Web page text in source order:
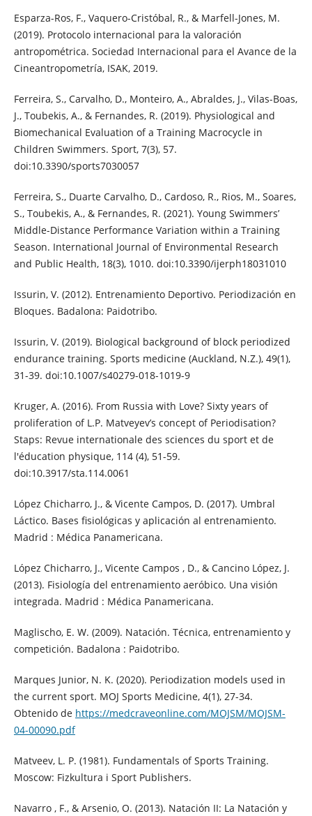
Esparza-Ros, F., Vaquero-Cristóbal, R., & Marfell-Jones, M.
(2019). Protocolo internacional para la valoración
antropométrica. Sociedad Internacional para el Avance de la
Cineantropometría, ISAK, 2019.
Ferreira, S., Carvalho, D., Monteiro, A., Abraldes, J., Vilas-Boas,
J., Toubekis, A., & Fernandes, R. (2019). Physiological and
Biomechanical Evaluation of a Training Macrocycle in
Children Swimmers. Sport, 7(3), 57.
doi:10.3390/sports7030057
Ferreira, S., Duarte Carvalho, D., Cardoso, R., Rios, M., Soares,
S., Toubekis, A., & Fernandes, R. (2021). Young Swimmers’
Middle-Distance Performance Variation within a Training
Season. International Journal of Environmental Research
and Public Health, 18(3), 1010. doi:10.3390/ijerph18031010
Issurin, V. (2012). Entrenamiento Deportivo. Periodización en
Bloques. Badalona: Paidotribo.
Issurin, V. (2019). Biological background of block periodized
endurance training. Sports medicine (Auckland, N.Z.), 49(1),
31-39. doi:10.1007/s40279-018-1019-9
Kruger, A. (2016). From Russia with Love? Sixty years of
proliferation of L.P. Matveyev’s concept of Periodisation?
Staps: Revue internationale des sciences du sport et de
l'éducation physique, 114 (4), 51-59.
doi:10.3917/sta.114.0061
López Chicharro, J., & Vicente Campos, D. (2017). Umbral
Láctico. Bases fisiológicas y aplicación al entrenamiento.
Madrid : Médica Panamericana.
López Chicharro, J., Vicente Campos , D., & Cancino López, J.
(2013). Fisiología del entrenamiento aeróbico. Una visión
integrada. Madrid : Médica Panamericana.
Maglischo, E. W. (2009). Natación. Técnica, entrenamiento y
competición. Badalona : Paidotribo.
Marques Junior, N. K. (2020). Periodization models used in
the current sport. MOJ Sports Medicine, 4(1), 27-34.
Obtenido de https://medcraveonline.com/MOJSM/MOJSM-
04-00090.pdf
Matveev, L. P. (1981). Fundamentals of Sports Training.
Moscow: Fizkultura i Sport Publishers.
Navarro , F., & Arsenio, O. (2013). Natación II: La Natación y